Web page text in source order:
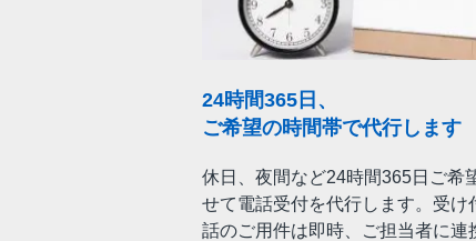
24時間365日、
ご希望の時間帯で代行します
休日、夜間など24時間365日ご希
せて電話受付を代行します。受け
話のご用件は即時、ご担当者に連